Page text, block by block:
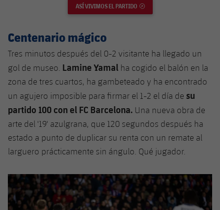
ASÍ VIVIMOS EL PARTIDO ENLACE EXTERNO
Centenario mágico
Tres minutos después del 0-2 visitante ha llegado un
gol de museo. Lamine Yamal ha cogido el balón en la
zona de tres cuartos, ha gambeteado y ha encontrado
un agujero imposible para firmar el 1-2 el día de su
partido 100 con el FC Barcelona. Una nueva obra de
arte del '19' azulgrana, que 120 segundos después ha
estado a punto de duplicar su renta con un remate al
larguero prácticamente sin ángulo. Qué jugador.